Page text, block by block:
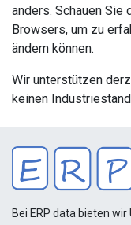
anders. Schauen Sie
Browsers, um zu
ändern können.
Wir unterstützen
keinen
Bei ERP data bieten